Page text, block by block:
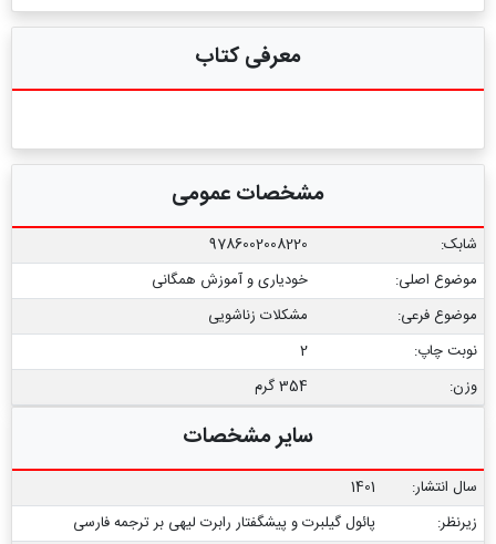
معرفی کتاب
مشخصات عمومی
شابک:
9786002008220
موضوع اصلی:
خودیاری و آموزش همگانی
موضوع فرعی:
مشکلات زناشویی
نوبت چاپ:
2
وزن:
354 گرم
سایر مشخصات
سال انتشار:
1401
زیرنظر:
پائول گیلبرت و پیشگفتار رابرت لیهی بر ترجمه فارسی